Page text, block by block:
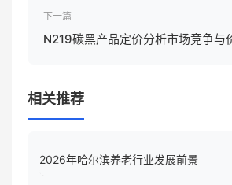
下一篇
N219碳黑产品定价分析市场竞争与
相关推荐
2026年哈尔滨养老行业发展前景